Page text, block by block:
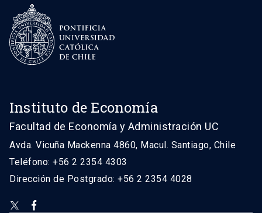
Instituto de Economía
Facultad de Economía y Administración UC
Avda. Vicuña Mackenna 4860, Macul. Santiago, Chile
Teléfono: +56 2 2354 4303
Dirección de Postgrado: +56 2 2354 4028